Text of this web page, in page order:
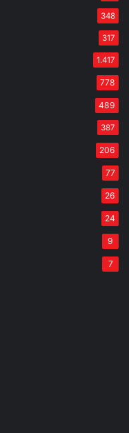
348
317
1.417
778
489
387
206
77
26
24
9
7